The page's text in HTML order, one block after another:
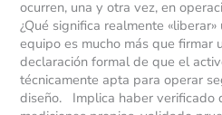
ocurren, una y otra vez, en
¿Qué significa realmente
equipo es mucho más que firmar
declaración formal de que el
técnicamente apta para operar
diseño. Implica haber verificado